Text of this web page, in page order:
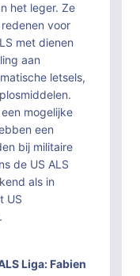
het leger. Ze
voor
met dienen
aan
letsels,
mogelijke
een
bij militaire
de US ALS
als in
US
Liga: Fabien